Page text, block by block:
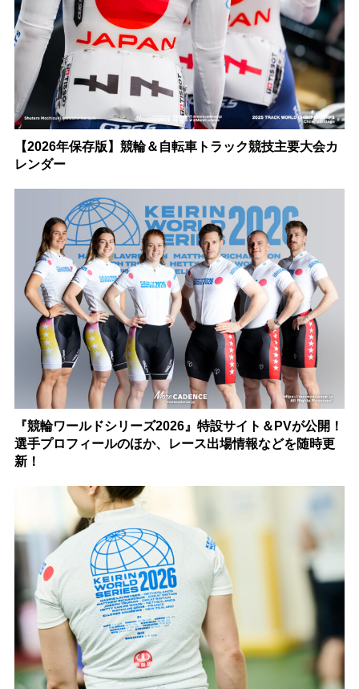
【2026年保存版】競輪＆自転車トラック競技主要大会カ
レンダー
『競輪ワールドシリーズ2026』特設サイト＆PVが公開！
選手プロフィールのほか、レース出場情報などを随時更
新！